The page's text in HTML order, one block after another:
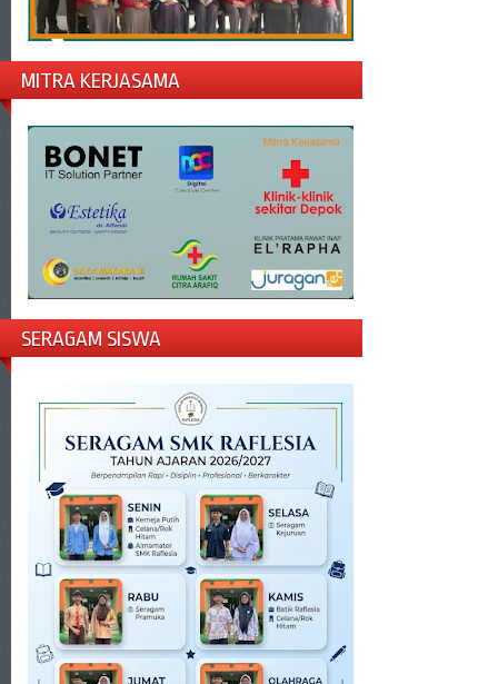
MITRA KERJASAMA
SERAGAM SISWA